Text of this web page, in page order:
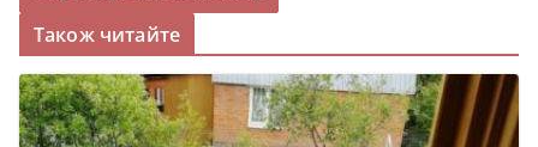
Також читайте